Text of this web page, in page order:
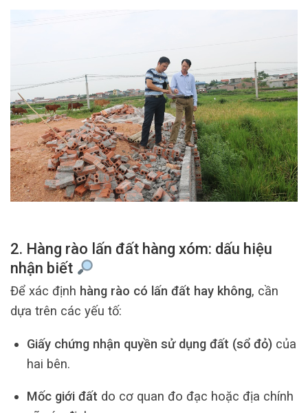
2. Hàng rào lấn đất hàng xóm: dấu hiệu
nhận biết
Để xác định hàng rào có lấn đất hay không, cần
dựa trên các yếu tố:
Giấy chứng nhận quyền sử dụng đất (sổ đỏ)của
hai bên.
Mốc giới đất do cơ quan đo đạc hoặc địa chính